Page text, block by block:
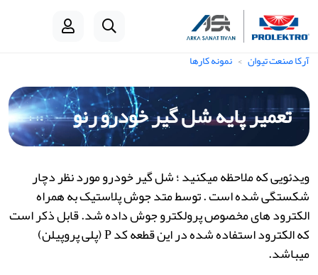
آرکا صنعت تیوان نمونه کارها
تعمیر پایه شل گیر خودرو رنو
ویدئویی که ملاحظه میکنید ؛ شل گیر خودرو مورد نظر دچار
شکستگی شده است . توسط متد جوش پلاستیک به همراه
الکترود های مخصوص پرولکترو جوش داده شد. قابل ذکر است
که الکترود استفاده شده در این قطعه کد P (پلی پروپیلن)
میباشد.